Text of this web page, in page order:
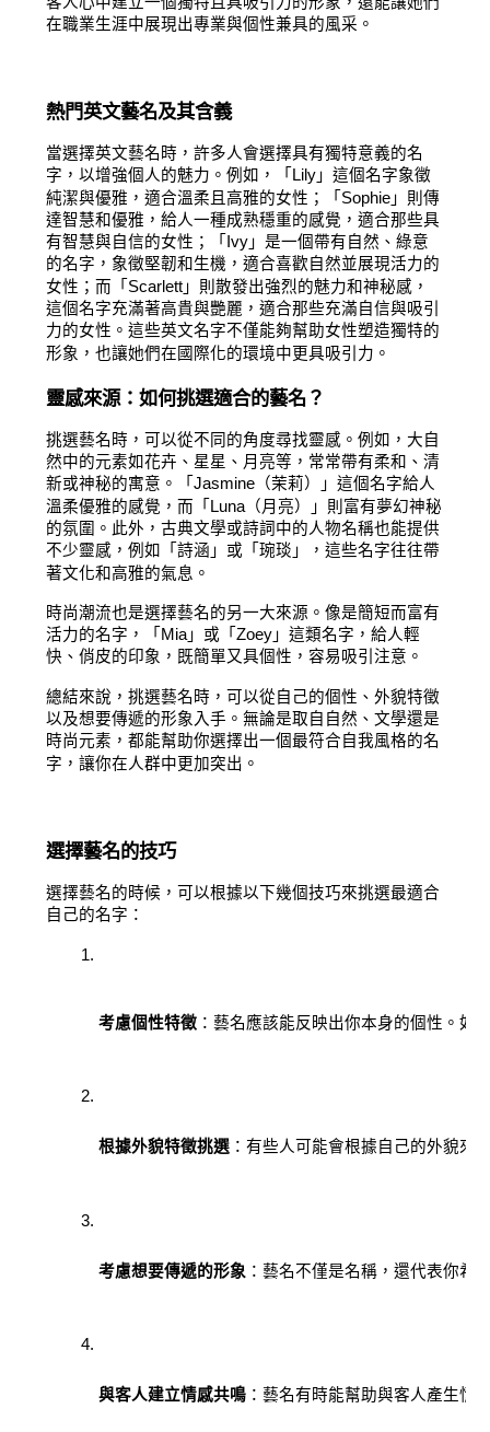
在職業生涯中展現出專業與個性兼具的風采。
熱門英文藝名及其含義
當選擇英文藝名時，許多人會選擇具有獨特意義的名
字，以增強個人的魅力。例如，「Lily」這個名字象徵
純潔與優雅，適合溫柔且高雅的女性；「Sophie」則傳
達智慧和優雅，給人一種成熟穩重的感覺，適合那些具
有智慧與自信的女性；「Ivy」是一個帶有自然、綠意
的名字，象徵堅韌和生機，適合喜歡自然並展現活力的
女性；而「Scarlett」則散發出強烈的魅力和神秘感，
這個名字充滿著高貴與艷麗，適合那些充滿自信與吸引
力的女性。這些英文名字不僅能夠幫助女性塑造獨特的
形象，也讓她們在國際化的環境中更具吸引力。
靈感來源：如何挑選適合的藝名？
挑選藝名時，可以從不同的角度尋找靈感。例如，大自
然中的元素如花卉、星星、月亮等，常常帶有柔和、清
新或神秘的寓意。「Jasmine（茉莉）」這個名字給人
溫柔優雅的感覺，而「Luna（月亮）」則富有夢幻神秘
的氛圍。此外，古典文學或詩詞中的人物名稱也能提供
不少靈感，例如「詩涵」或「琬琰」，這些名字往往帶
著文化和高雅的氣息。
時尚潮流也是選擇藝名的另一大來源。像是簡短而富有
活力的名字，「Mia」或「Zoey」這類名字，給人輕
快、俏皮的印象，既簡單又具個性，容易吸引注意。
總結來說，挑選藝名時，可以從自己的個性、外貌特徵
以及想要傳遞的形象入手。無論是取自自然、文學還是
時尚元素，都能幫助你選擇出一個最符合自我風格的名
字，讓你在人群中更加突出。
選擇藝名的技巧
選擇藝名的時候，可以根據以下幾個技巧來挑選最適合
自己的名字：
考慮個性特徵 ：藝名應該能反映出你本身的個性。
根據外貌特徵挑選 ：有些人可能會根據自己的外貌來
考慮想要傳遞的形象 ：藝名不僅是名稱，還代表你希
與客人建立情感共鳴 ：藝名有時能幫助與客人產生情